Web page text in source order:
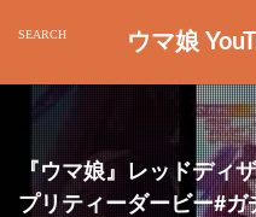
ウマ娘
『ウマ娘』レッドディ
プリティーダービー#